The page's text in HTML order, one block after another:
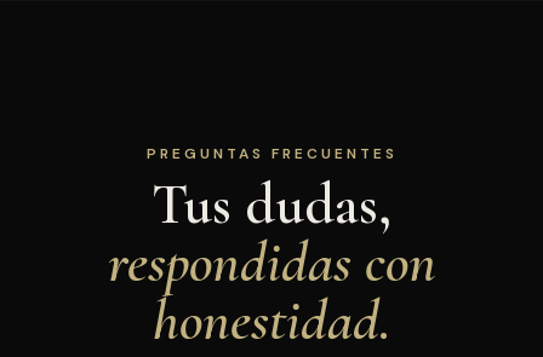
PREGUNTAS FRECUENTES
Tus dudas,
respondidas con
honestidad.